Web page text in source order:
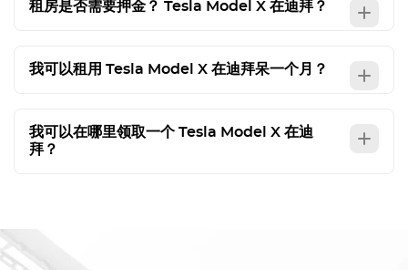
租房是否需要押金？ Tesla Model X 在迪拜？
我可以租用 Tesla Model X 在迪拜呆一个月？
我可以在哪里领取一个 Tesla Model X 在迪
拜？